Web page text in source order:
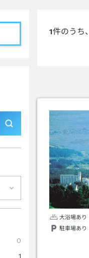
0
1
1件のうち、
大浴場あり
駐車場あり